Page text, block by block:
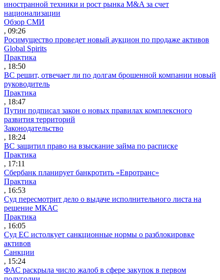
иностранной техники и рост рынка M&A за счет
национализации
Обзор СМИ
, 09:26
Росимущество проведет новый аукцион по продаже активов
Global Spirits
Практика
, 18:50
ВС решит, отвечает ли по долгам брошенной компании новый
руководитель
Практика
, 18:47
Путин подписал закон о новых правилах комплексного
развития территорий
Законодательство
, 18:24
ВС защитил право на взыскание займа по расписке
Практика
, 17:11
Сбербанк планирует банкротить «Евротранс»
Практика
, 16:53
Суд пересмотрит дело о выдаче исполнительного листа на
решение МКАС
Практика
, 16:05
Суд ЕС истолкует санкционные нормы о разблокировке
активов
Санкции
, 15:24
ФАС раскрыла число жалоб в сфере закупок в первом